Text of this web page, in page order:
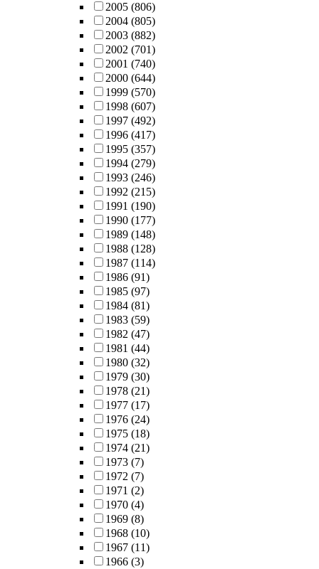
2005 (806)
2004 (805)
2003 (882)
2002 (701)
2001 (740)
2000 (644)
1999 (570)
1998 (607)
1997 (492)
1996 (417)
1995 (357)
1994 (279)
1993 (246)
1992 (215)
1991 (190)
1990 (177)
1989 (148)
1988 (128)
1987 (114)
1986 (91)
1985 (97)
1984 (81)
1983 (59)
1982 (47)
1981 (44)
1980 (32)
1979 (30)
1978 (21)
1977 (17)
1976 (24)
1975 (18)
1974 (21)
1973 (7)
1972 (7)
1971 (2)
1970 (4)
1969 (8)
1968 (10)
1967 (11)
1966 (3)